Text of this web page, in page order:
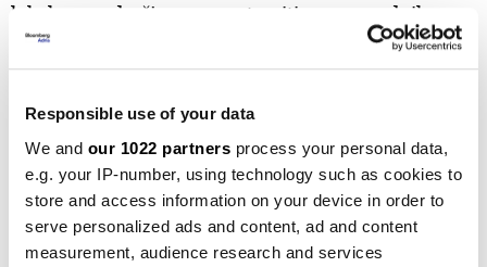
Responsible use of your data
We and our 1022 partners process your personal data,
e.g. your IP-number, using technology such as cookies to
store and access information on your device in order to
serve personalized ads and content, ad and content
measurement, audience research and services
lokalnog područja, mogao stvoriti 92.000 radnih
mjesta i donijeti ekonomiji dodatnih 7,3 milijarde
funti (9,4 milijarde dolara) godišnje.
Ratcliffe je ranije govorio o izgradnji "Wembley of the
North", aludirajući na dom engleske reprezentacije u
sjeverozapadnom Londonu. Klub je također
razmišljao o obnovi svog trenutnog stadiona.